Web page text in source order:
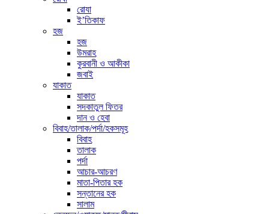
রোযা
ই’তিকাফ
হজ
হজ
উমরাহ
কুরবানী ও আকীকা
জবাই
যাকাত
যাকাত
সদকাতুল ফিতর
দান ও হেবা
বিবাহ/তালাক/পর্দা/হকসমূহ
বিবাহ
তালাক
পর্দা
আচার-আচরণ
মাতা-পিতার হক
সন্তানের হক
সালাম